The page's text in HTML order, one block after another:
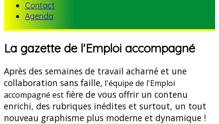
Contact
Agenda
La gazette de l'Emploi accompagné
Après des semaines de travail acharné et une
collaboration sans faille, l'équipe de l'Emploi
accompagné est fière de vous offrir un contenu
enrichi, des rubriques inédites et surtout, un tout
nouveau graphisme plus moderne et dynamique !